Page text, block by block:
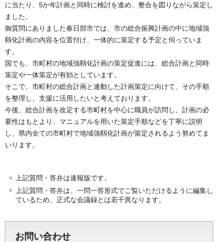
に当たり、5か年計画と同時に検討を進め、整合を図りながら策定し
ました。
御質問にありました春日部市では、市の総合振興計画の中に地域強
靱化計画の内容を位置付け、一体的に策定する予定と伺っていま
す。
国でも、市町村の地域強靱化計画の策定促進には、総合計画と同時
策定や一体策定が有効としています。
そこで、市町村の総合計画と連動した計画策定に向けて、その手順
を整理し、支援に活用したいと考えております。
今後、総合計画を改定する市町村を中心に職員が訪問し、計画の必
要性はもとより、マニュアルを用いた策定手順などを丁寧に説明
し、県内全ての市町村で地域強靱化計画が策定されるよう努めてま
いります。
上記質問・答弁は速報版です。
上記質問・答弁は、一問一答形式でご覧いただけるように編集し
ているため、正式な会議録とは若干異なります。
お問い合わせ